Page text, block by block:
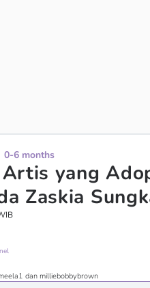
0-6 months
yang
Zaskia
dan milliebobbybrown